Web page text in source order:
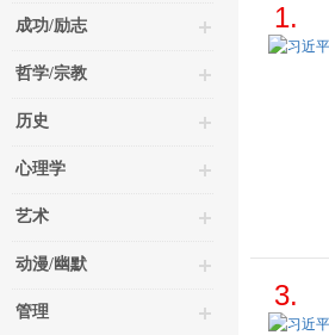
成功/励志
哲学/宗教
历史
心理学
艺术
动漫/幽默
管理
1.
3.